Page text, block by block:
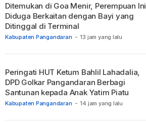
Kabupaten Pangandaran - 13 jam yang lalu
Ditemukan di Goa Menir, Perempuan Ini
Diduga Berkaitan dengan Bayi yang
Ditinggal di Terminal
Kabupaten Pangandaran - 14 jam yang lalu
Peringati HUT Ketum Bahlil Lahadalia,
DPD Golkar Pangandaran Berbagi
Santunan kepada Anak Yatim Piatu